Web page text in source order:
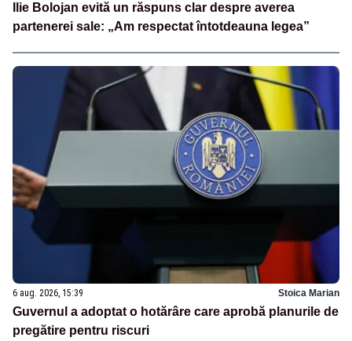
Ilie Bolojan evită un răspuns clar despre averea
partenerei sale: „Am respectat întotdeauna legea”
6 aug. 2026, 15:39 Stoica Marian
Guvernul a adoptat o hotărâre care aprobă planurile de
pregătire pentru riscuri